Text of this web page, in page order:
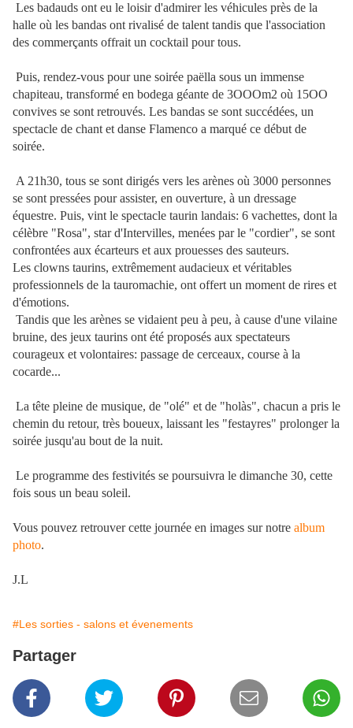
Les badauds ont eu le loisir d'admirer les véhicules près de la
halle où les bandas ont rivalisé de talent tandis que l'association
des commerçants offrait un cocktail pour tous.
Puis, rendez-vous pour une soirée paëlla sous un immense
chapiteau, transformé en bodega géante de 3OOOm2 où 15OO
convives se sont retrouvés. Les bandas se sont succédées, un
spectacle de chant et danse Flamenco a marqué ce début de
soirée.
A 21h30, tous se sont dirigés vers les arènes où 3000 personnes
se sont pressées pour assister, en ouverture, à un dressage
équestre. Puis, vint le spectacle taurin landais: 6 vachettes, dont la
célèbre "Rosa", star d'Intervilles, menées par le "cordier", se sont
confrontées aux écarteurs et aux prouesses des sauteurs.
Les clowns taurins, extrêmement audacieux et véritables
professionnels de la tauromachie, ont offert un moment de rires et
d'émotions.
Tandis que les arènes se vidaient peu à peu, à cause d'une vilaine
bruine, des jeux taurins ont été proposés aux spectateurs
courageux et volontaires: passage de cerceaux, course à la
cocarde...
La tête pleine de musique, de "olé" et de "holàs", chacun a pris le
chemin du retour, très boueux, laissant les "festayres" prolonger la
soirée jusqu'au bout de la nuit.
Le programme des festivités se poursuivra le dimanche 30, cette
fois sous un beau soleil.
Vous pouvez retrouver cette journée en images sur notre album
photo.
J.L
#Les sorties - salons et évenements
Partager